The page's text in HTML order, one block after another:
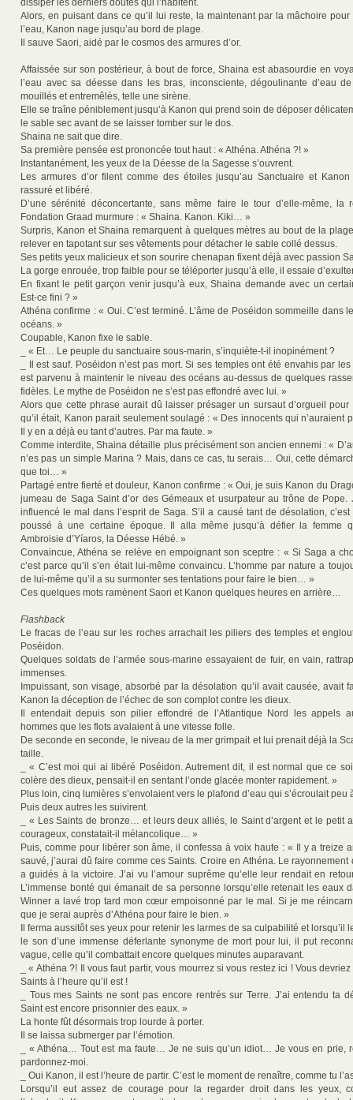
dissiper les derniers doutes qui l’habitent.
Alors, en puisant dans ce qu’il lui reste, la maintenant par la mâchoire
l’eau, Kanon nage jusqu’au bord de plage.
Il sauve Saori, aidé par le cosmos des armures d’or.
Affaissée sur son postérieur, à bout de force, Shaina est abasourdie en
l’eau avec sa déesse dans les bras, inconsciente, dégoulinante d’eau
mouillés et entremêlés, telle une sirène.
Elle se traîne péniblement jusqu’à Kanon qui prend soin de déposer
le sable sec avant de se laisser tomber sur le dos.
Shaina ne sait que dire.
Sa première pensée est prononcée tout haut : « Athéna. Athéna ?! »
Instantanément, les yeux de la Déesse de la Sagesse s’ouvrent.
Les armures d’or filent comme des étoiles jusqu’au Sanctuaire et
rassuré et libéré.
D’une sérénité déconcertante, sans même faire le tour d’elle-même, la
Fondation Graad murmure : « Shaina. Kanon. Kiki… »
Surpris, Kanon et Shaina remarquent à quelques mètres au bout de la
relever en tapotant sur ses vêtements pour détacher le sable collé dessus.
Ses petits yeux malicieux et son sourire chenapan fixent déjà avec passion
La gorge enrouée, trop faible pour se téléporter jusqu’à elle, il essaie
En fixant le petit garçon venir jusqu’à eux, Shaina demande avec un
Est-ce fini ? »
Athéna confirme : « Oui. C’est terminé. L’âme de Poséidon sommeille dans
océans. »
Coupable, Kanon fixe le sable.
_ « Et… Le peuple du sanctuaire sous-marin, s’inquiète-t-il inopinément ?
_ Il est sauf. Poséidon n’est pas mort. Si ses temples ont été envahis par
est parvenu à maintenir le niveau des océans au-dessus de quelques
fidèles. Le mythe de Poséidon ne s’est pas effondré avec lui. »
Alors que cette phrase aurait dû laisser présager un sursaut d’orgueil pour
qu’il était, Kanon parait seulement soulagé : « Des innocents qui n’auraient
Il y en a déjà eu tant d’autres. Par ma faute. »
Comme interdite, Shaina détaille plus précisément son ancien ennemi : «
n’es pas un simple Marina ? Mais, dans ce cas, tu serais… Oui, cette
que toi… »
Partagé entre fierté et douleur, Kanon confirme : « Oui, je suis Kanon du
jumeau de Saga Saint d’or des Gémeaux et usurpateur au trône de
influencé le mal dans l’esprit de Saga. S’il a causé tant de désolation,
poussé à une certaine époque. Il alla même jusqu’à défier la femme
Ambroisie d’Yíaros, la Déesse Hébé. »
Convaincue, Athéna se relève en empoignant son sceptre : « Si Saga a
c’est parce qu’il s’en était lui-même convaincu. L’homme par nature a
de lui-même qu’il a su surmonter ses tentations pour faire le bien… »
Ces quelques mots ramènent Saori et Kanon quelques heures en arrière…
Flashback
Le fracas de l’eau sur les roches arrachait les piliers des temples et
Poséidon.
Quelques soldats de l’armée sous-marine essayaient de fuir, en vain,
immenses.
Impuissant, son visage, absorbé par la désolation qu’il avait causée, avait
Kanon la déception de l’échec de son complot contre les dieux.
Il entendait depuis son pilier effondré de l’Atlantique Nord les appels
hommes que les flots avalaient à une vitesse folle.
De seconde en seconde, le niveau de la mer grimpait et lui prenait déjà la
taille.
_ « C’est moi qui ai libéré Poséidon. Autrement dit, il est normal que ce
colère des dieux, pensait-il en sentant l’onde glacée monter rapidement. »
Plus loin, cinq lumières s’envolaient vers le plafond d’eau qui s’écroulait peu
Puis deux autres les suivirent.
_ « Les Saints de bronze… et leurs deux alliés, le Saint d’argent et le petit
courageux, constatait-il mélancolique… »
Puis, comme pour libérer son âme, il confessa à voix haute : « Il y a treize
sauvé, j’aurai dû faire comme ces Saints. Croire en Athéna. Le rayonnement
a guidés à la victoire. J’ai vu l’amour suprême qu’elle leur rendait en
L’immense bonté qui émanait de sa personne lorsqu’elle retenait les eaux
Winner a lavé trop tard mon cœur empoisonné par le mal. Si je me
que je serai auprès d’Athéna pour faire le bien. »
Il ferma aussitôt ses yeux pour retenir les larmes de sa culpabilité et lorsqu’il
le son d’une immense déferlante synonyme de mort pour lui, il put
vague, celle qu’il combattait encore quelques minutes auparavant.
_ « Athéna ?! Il vous faut partir, vous mourrez si vous restez ici ! Vous
Saints à l’heure qu’il est !
_ Tous mes Saints ne sont pas encore rentrés sur Terre. J’ai entendu ta
Saint est encore prisonnier des eaux. »
La honte fût désormais trop lourde à porter.
Il se laissa submerger par l’émotion.
_ « Athéna… Tout est ma faute… Je ne suis qu’un idiot… Je vous en prie,
pardonnez-moi.
_ Oui Kanon, il est l’heure de partir. C’est le moment de renaître, comme tu
Lorsqu’il eut assez de courage pour la regarder droit dans les yeux,